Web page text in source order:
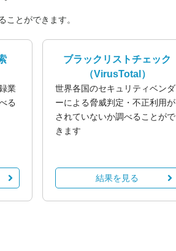
とができます。
業
る
ブラックリストチェック
（VirusTotal）
世界各国のセキュリティベンダ
ーによる脅威判定・不正利用が
されていないか調べることがで
きます
結果を見る